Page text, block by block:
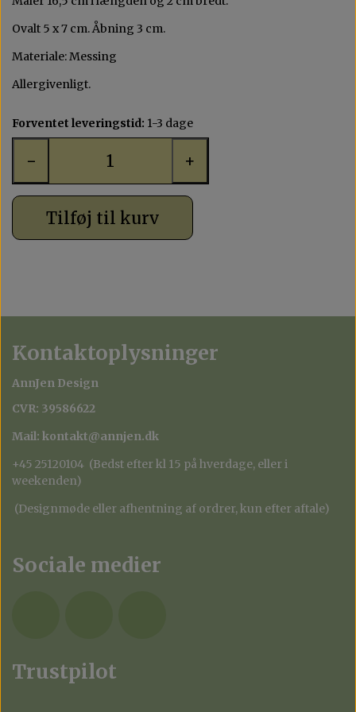
AGAT
MAX 200 KR
Ovalt 5 x 7 cm. Åbning 3 cm.
Materiale: Messing
Allergivenligt.
Forventet leveringstid: 1-3 dage
− +
Tilføj til kurv
Kontaktoplysninger
AnnJen Design
CVR: 39586622
Mail: kontakt@annjen.dk
+45 25120104 (Bedst efter kl 15 på hverdage, eller i
weekenden)
(Designmøde eller afhentning af ordrer, kun efter aftale)
Sociale medier
Trustpilot